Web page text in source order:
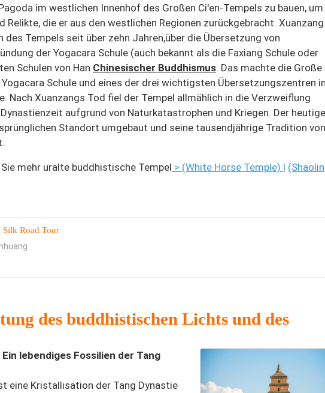
im westlichen Innenhof des Großen Ci'en-Tempels zu bauen,
die er aus den westlichen Regionen zurückgebracht. Xuanzang
Tempels seit über zehn Jahren,über die Übersetzung von
der Yogacara Schule (auch bekannt als die Faxiang Schule oder
Schulen von Han Chinesischer Buddhismus. Das machte die Große
Schule und eines der drei wichtigsten Übersetzungszentren in
Nach Xuanzangs Tod fiel der Tempel allmählich in die Verzweiflung
aufgrund von Naturkatastrophen und Kriegen. Der heutige
Standort umgebaut und seine tausendjährige Tradition von
Sie mehr uralte buddhistische Tempel > (White Horse Temple) | (Shaolin
Road Tour
des buddhistischen Lichts und des
lebendiges Fossilien der Tang
eine Kristallisation der Tang Dynastie